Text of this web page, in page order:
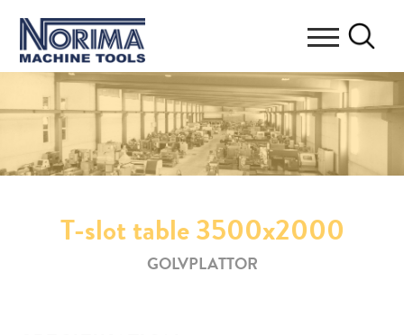
T-slot table 3500x2000
GOLVPLATTOR